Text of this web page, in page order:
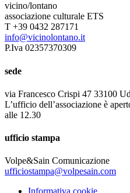
vicino/lontano
associazione culturale ETS
T +39 0432 287171
info@vicinolontano.it
P.Iva 02357370309
sede
via Francesco Crispi 47 33100
L’ufficio dell’associazione è
alle 12.30
ufficio stampa
Volpe&Sain Comunicazione
ufficiostampa@volpesain.com